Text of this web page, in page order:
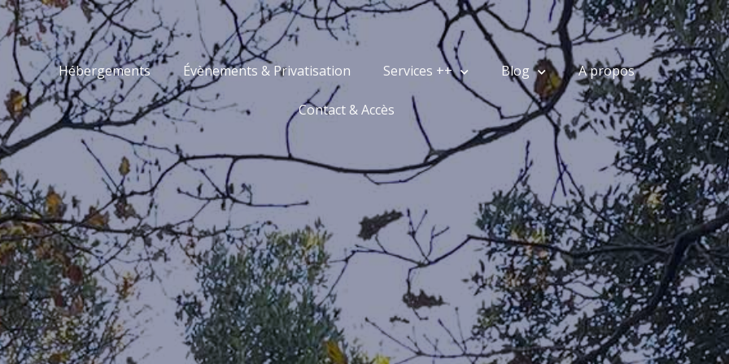
Les Mas de Can Noy
Hébergements Évènements & Privatisation Services ++ Blog A propos
Contact & Accès